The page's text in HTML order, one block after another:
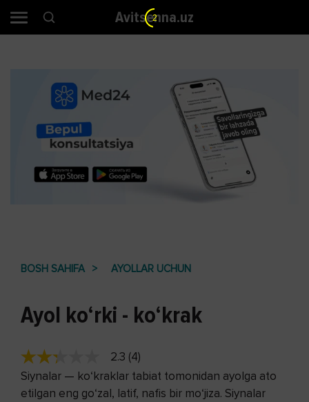
Avitsenna.uz
BOSH SAHIFA AYOLLAR UCHUN
Ayol ko‘rki - ko‘krak
2.3 (4)
Siynalar — ko‘kraklar tabiat tomonidan ayolga ato
etilgan eng go‘zal, latif, nafis bir mo‘jiza. Siynalar
2